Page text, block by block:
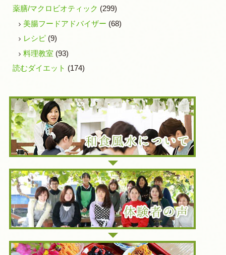
薬膳/マクロビオティック (299)
美腸フードアドバイザー (68)
レシピ (9)
料理教室 (93)
読むダイエット (174)